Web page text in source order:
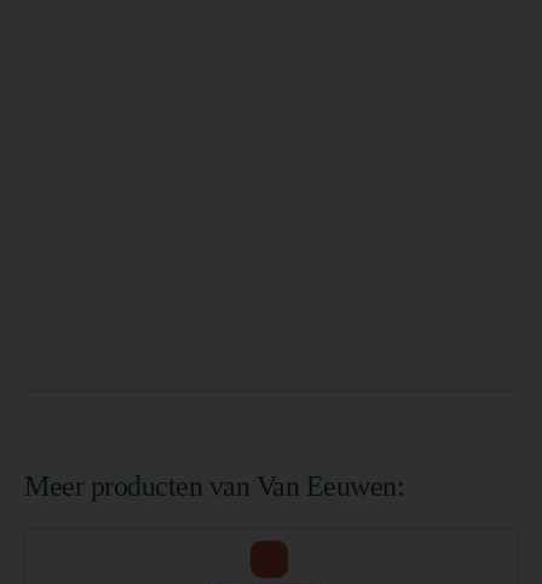
Meer producten van Van Eeuwen: